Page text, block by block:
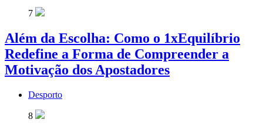
7
Além da Escolha: Como o 1xEquilíbrio
Redefine a Forma de Compreender a
Motivação dos Apostadores
Desporto
8